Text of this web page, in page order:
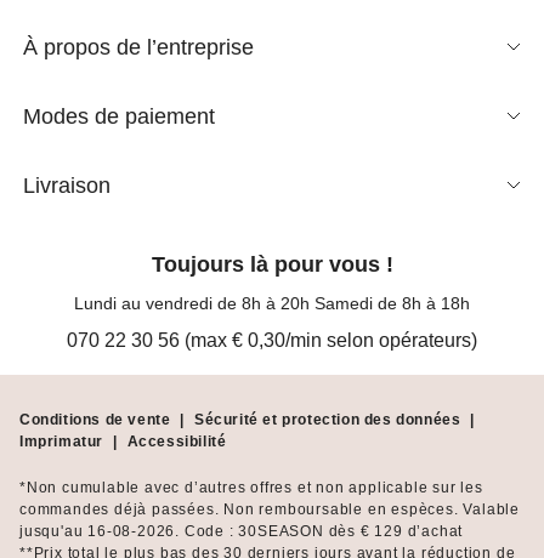
À propos de l’entreprise
Modes de paiement
Livraison
Toujours là pour vous !
Lundi au vendredi de 8h à 20h Samedi de 8h à 18h
070 22 30 56 (max € 0,30/min selon opérateurs)
Conditions de vente | Sécurité et protection des données
|
Imprimatur
| Accessibilité
*Non cumulable avec d’autres offres et non applicable sur les
commandes déjà passées. Non remboursable en espèces. Valable
jusqu'au 16-08-2026. Code : 30SEASON dès € 129 d’achat
**Prix total le plus bas des 30 derniers jours avant la réduction de